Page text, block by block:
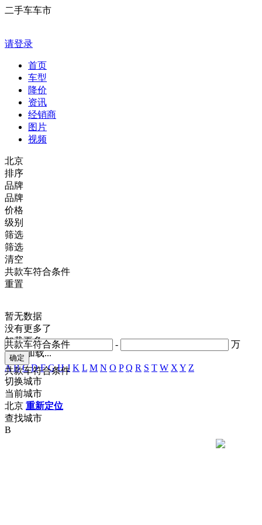
二手车车市
请登录
首页
车型
降价
资讯
经销商
图片
视频
北京
排序
品牌
品牌
价格
- 万
共款车符合条件
级别
共款车符合条件
筛选
筛选
清空
共款车符合条件
重置
暂无数据
没有更多了
加载更多
正在加载...
A B C D F G H J K L M N O P Q R S T W X Y Z
切换城市
当前城市
北京 重新定位
查找城市
B